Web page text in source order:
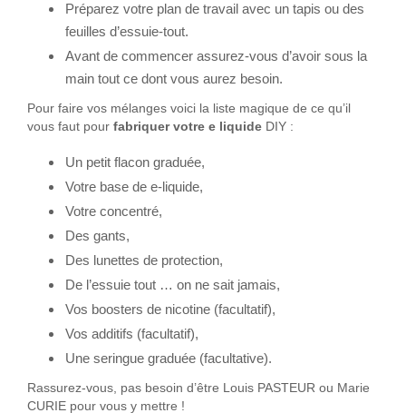
Préparez votre plan de travail avec un tapis ou des
feuilles d’essuie-tout.
Avant de commencer assurez-vous d’avoir sous la
main tout ce dont vous aurez besoin.
Pour faire vos mélanges voici la liste magique de ce qu’il
vous faut pour fabriquer votre e liquide DIY :
Un petit flacon graduée,
Votre base de e-liquide,
Votre concentré,
Des gants,
Des lunettes de protection,
De l’essuie tout … on ne sait jamais,
Vos boosters de nicotine (facultatif),
Vos additifs (facultatif),
Une seringue graduée (facultative).
Rassurez-vous, pas besoin d’être Louis PASTEUR ou Marie
CURIE pour vous y mettre !